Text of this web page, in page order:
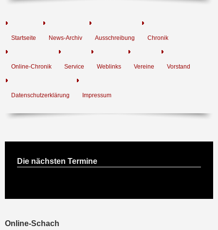
Startseite News-Archiv Ausschreibung Chronik
Online-Chronik Service Weblinks Vereine Vorstand
Datenschutzerklärung Impressum
Die nächsten Termine
Online-Schach